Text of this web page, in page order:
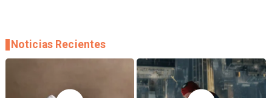
Noticias Recientes